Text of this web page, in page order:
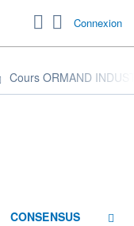
Connexion
Cours ORMAND
CONSENSUS